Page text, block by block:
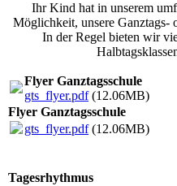
Ihr Kind hat in unserem
Möglichkeit, unsere Ganztags-
In der Regel bieten wir
Flyer Ganztagsschule
gts_flyer.pdf(12.06MB)
Flyer Ganztagsschule
gts_flyer.pdf(12.06MB)
Tagesrhythmus